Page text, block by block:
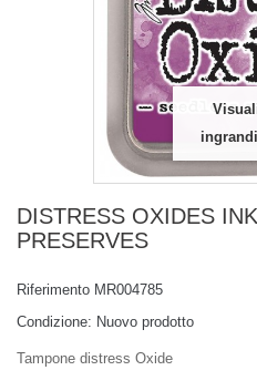
DISTRESS OXIDES
PRESERVES
Riferimento MR004785
Condizione: Nuovo prodotto
Tampone distress Oxide